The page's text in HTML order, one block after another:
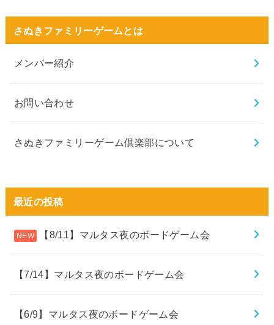
さぬきファミリーゲームとは
メンバー紹介
お問い合わせ
さぬきファミリーゲーム倶楽部について
最近の投稿
【8/11】マルタス夜のボードゲーム会
【7/14】マルタス夜のボードゲーム会
【6/9】マルタス夜のボードゲーム会